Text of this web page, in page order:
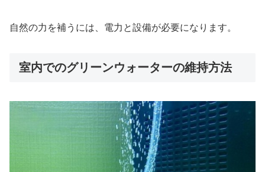
自然の力を補うには、電力と設備が必要になります。
室内でのグリーンウォーターの維持方法